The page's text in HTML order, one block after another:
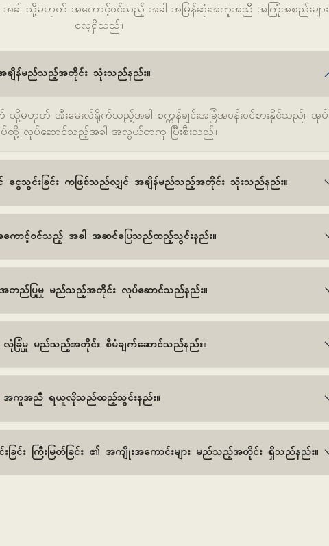
ခါ သို့မဟုတ် အကောင့်ဝင်သည့် အခါ အမြန်ဆုံးအကူအညီ အကြုံအစည်းမျာ
လေ့ရှိသည်။
အချိန်မည်သည့်အတိုင်း သုံးသည်နည်း။
သို့မဟုတ် အီးမေးလ်ရိုက်သည့်အခါ စက္ကန်ချင်းအခြံအဝန်းဝင်စားနိုင်သည်။ အု
ပ်တို့ လုပ်ဆောင်သည့်အခါ အလွယ်တကူ ပြီးစီးသည်။
ငွေသွင်းခြင်း ကဖြစ်သည်လျှင် အချိန်မည်သည့်အတိုင်း သုံးသည်နည်း။
ကောင့်ဝင်သည့် အခါ အဆင်ပြေသည်ထည့်သွင်းနည်း။
း အတည်ပြုမှု မည်သည့်အတိုင်း လုပ်ဆောင်သည်နည်း။
လုံခြုံမှု မည်သည့်အတိုင်း စီမံချက်ဆောင်သည်နည်း။
အကူအညီ ရယူလိုသည်ထည့်သွင်းနည်း။
ြင်း ကြီးမြတ်ခြင်း ၏ အကျိုးအကောင်းများ မည်သည့်အတိုင်း ရှိသည်နည်း။